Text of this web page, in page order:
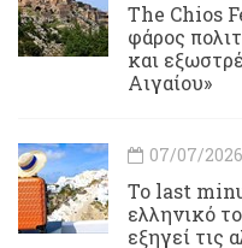
Τhe Chios
φάρος
και
Αιγαίου»
07/07/2026
Το last
ελληνικό
εξηγεί τις